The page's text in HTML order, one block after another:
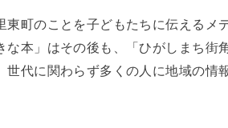
東町のことを子どもたちに伝えるメ
な本」はその後も、「ひがしまち街
世代に関わらず多くの人に地域の情